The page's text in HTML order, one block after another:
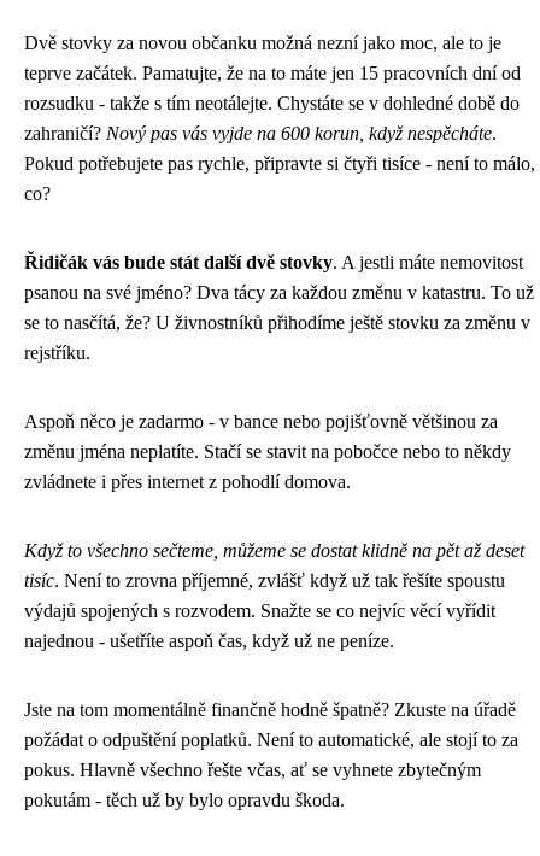
Dvě stovky za novou občanku možná nezní jako moc, ale to je
teprve začátek. Pamatujte, že na to máte jen 15 pracovních dní od
rozsudku - takže s tím neotálejte. Chystáte se v dohledné době do
zahraničí? Nový pas vás vyjde na 600 korun, když nespěcháte.
Pokud potřebujete pas rychle, připravte si čtyři tisíce - není to málo,
co?
Řidičák vás bude stát další dvě stovky. A jestli máte nemovitost
psanou na své jméno? Dva tácy za každou změnu v katastru. To už
se to nasčítá, že? U živnostníků přihodíme ještě stovku za změnu v
rejstříku.
Aspoň něco je zadarmo - v bance nebo pojišťovně většinou za
změnu jména neplatíte. Stačí se stavit na pobočce nebo to někdy
zvládnete i přes internet z pohodlí domova.
Když to všechno sečteme, můžeme se dostat klidně na pět až deset
tisíc. Není to zrovna příjemné, zvlášť když už tak řešíte spoustu
výdajů spojených s rozvodem. Snažte se co nejvíc věcí vyřídit
najednou - ušetříte aspoň čas, když už ne peníze.
Jste na tom momentálně finančně hodně špatně? Zkuste na úřadě
požádat o odpuštění poplatků. Není to automatické, ale stojí to za
pokus. Hlavně všechno řešte včas, ať se vyhnete zbytečným
pokutám - těch už by bylo opravdu škoda.